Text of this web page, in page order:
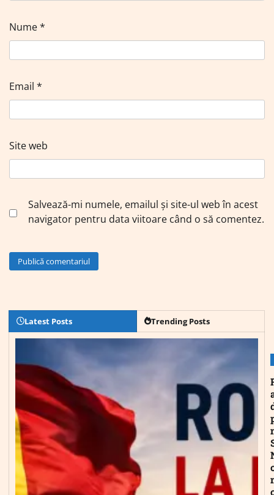
Nume*
Email *
Site web
Salvează-mi numele, emailul și site-ul web în acest
navigator pentru data viitoare când o să comentez.
Latest Posts Trending Posts